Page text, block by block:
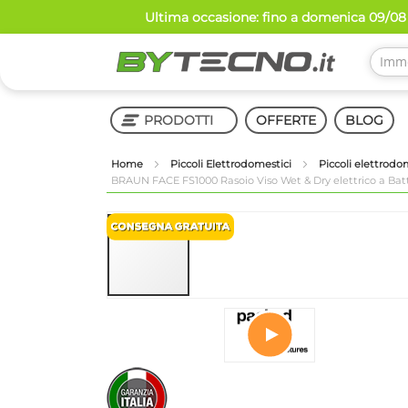
contenuto
Ultima occasione: fino a domenica 09/
PRODOTTI
Shop in Shop
OFFERTE BLOG
Home Piccoli Elettrodomestici Piccoli
BRAUN FACE FS1000 Rasoio Viso Wet & Dry elettrico a
Vai
alla
galleria
Vai
all'inizio